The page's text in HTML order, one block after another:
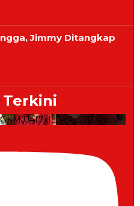
Jimmy Ditangkap